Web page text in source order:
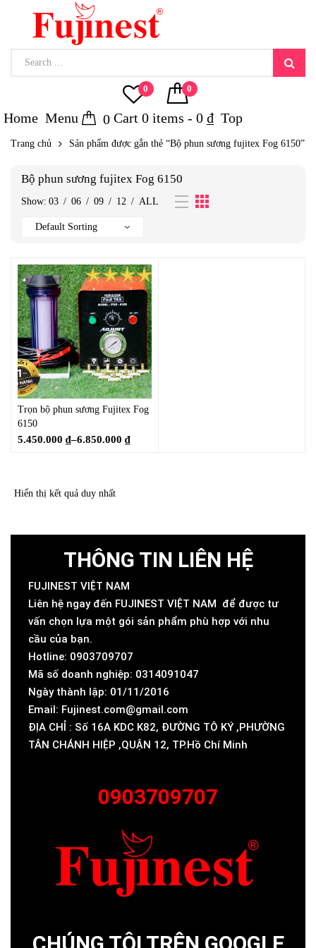
0 0
Home Menu 0 Cart 0 items - 0 ₫ Top
Trang chủ Sản phẩm được gắn thẻ “Bộ phun sương fujitex Fog 6150”
Bộ phun sương fujitex Fog 6150
Show: 03 / 06 / 09 / 12 / ALL
Trọn bộ phun sương Fujitex Fog
6150
5.450.000 ₫–6.850.000 ₫
Hiển thị kết quả duy nhất
THÔNG TIN LIÊN HỆ
FUJINEST VIỆT NAM
Liên hệ ngay đến FUJINEST VIỆT NAM để được tư
vấn chọn lựa một gói sản phẩm phù hợp với nhu
cầu của bạn.
Hotline: 0903709707
Mã số doanh nghiệp: 0314091047
Ngày thành lập: 01/11/2016
Email: Fujinest.com@gmail.com
ĐỊA CHỈ : Số 16A KDC K82, ĐƯỜNG TÔ KÝ ,PHƯỜNG
TÂN CHÁNH HIỆP ,QUẬN 12, TP.Hồ Chí Minh
0903709707
CHÚNG TÔI TRÊN GOOGLE